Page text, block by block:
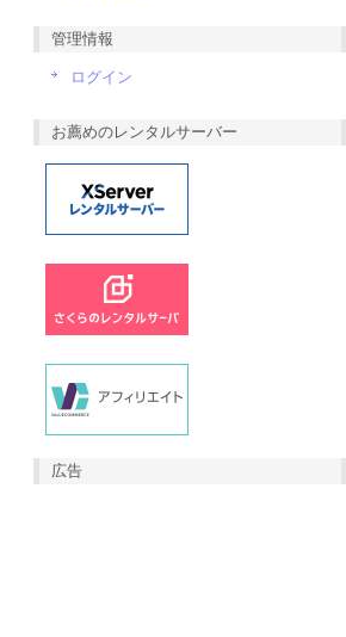
管理情報
ログイン
お薦めのレンタルサーバー
広告